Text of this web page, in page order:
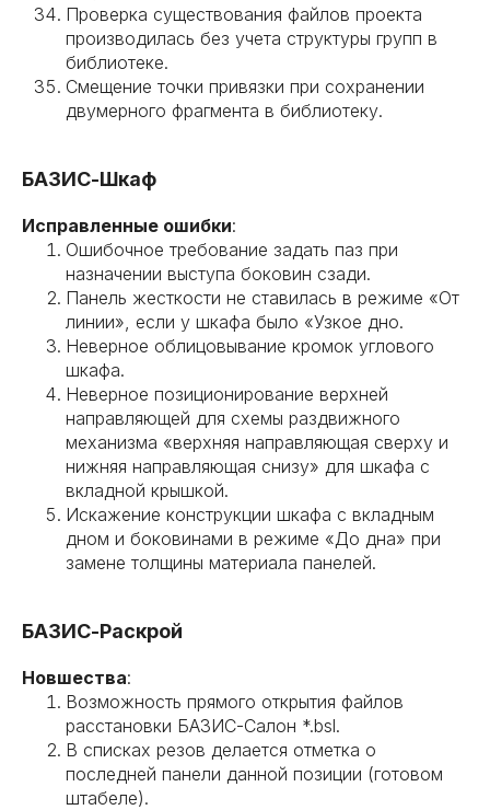
Проверка существования файлов проекта
производилась без учета структуры групп в
библиотеке.
Смещение точки привязки при сохранении
двумерного фрагмента в библиотеку.
БАЗИС-Шкаф
Исправленные ошибки:
Ошибочное требование задать паз при
назначении выступа боковин сзади.
Панель жесткости не ставилась в режиме «От
линии», если у шкафа было «Узкое дно.
Неверное облицовывание кромок углового
шкафа.
Неверное позиционирование верхней
направляющей для схемы раздвижного
механизма «верхняя направляющая сверху и
нижняя направляющая снизу» для шкафа с
вкладной крышкой.
Искажение конструкции шкафа с вкладным
дном и боковинами в режиме «До дна» при
замене толщины материала панелей.
БАЗИС-Раскрой
Новшества:
Возможность прямого открытия файлов
расстановки БАЗИС-Салон *.bsl.
В списках резов делается отметка о
последней панели данной позиции (готовом
штабеле).